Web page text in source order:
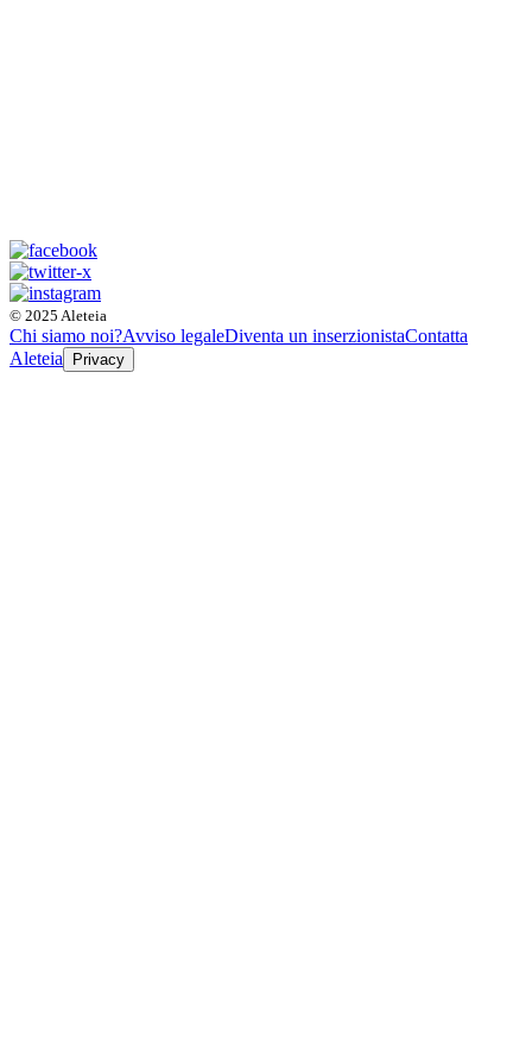
© 2025 Aleteia
Chi siamo noi?Avviso legaleDiventa un inserzionistaContatta
Aleteia
Privacy